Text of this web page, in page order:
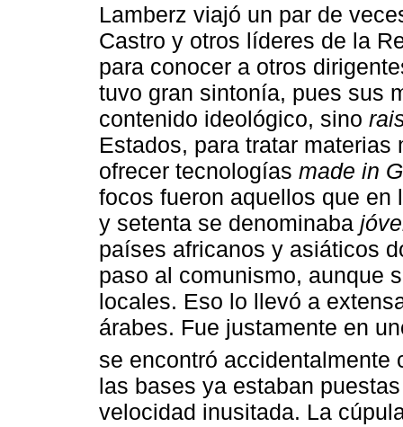
Lamberz viajó un par de
Castro y otros líderes de la
para conocer a otros
tuvo gran sintonía, pues sus
contenido ideológico, sino
Estados, para tratar
ofrecer tecnologías made in
focos fueron aquellos que
y setenta se denominaba
países africanos y asiáticos
paso al comunismo, aunque
locales. Eso lo llevó a
árabes. Fue justamente en
se encontró accidentalmente
las bases ya estaban
velocidad inusitada. La